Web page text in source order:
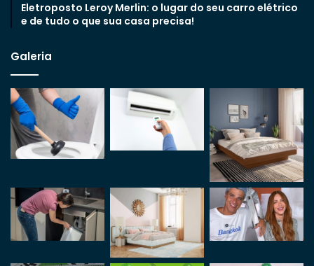
Eletroposto Leroy Merlin: o lugar do seu carro elétrico
e de tudo o que sua casa precisa!
Galeria